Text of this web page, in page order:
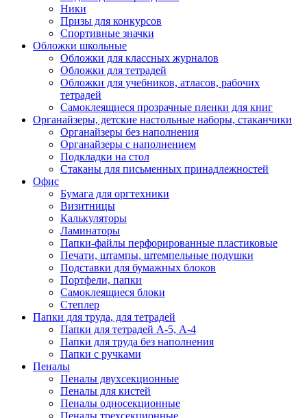
Ники
Призы для конкурсов
Спортивные значки
Обложки школьные
Обложки для классных журналов
Обложки для тетрадей
Обложки для учебников, атласов, рабочих
тетрадей
Самоклеящиеся прозрачные пленки для книг
Органайзеры, детские настольные наборы, стаканчики
Органайзеры без наполнения
Органайзеры с наполнением
Подкладки на стол
Стаканы для письменных принадлежностей
Офис
Бумага для оргтехники
Визитницы
Калькуляторы
Ламинаторы
Папки-файлы перфорированные пластиковые
Печати, штампы, штемпельные подушки
Подставки для бумажных блоков
Портфели, папки
Самоклеящиеся блоки
Степлер
Папки для труда, для тетрадей
Папки для тетрадей А-5, А-4
Папки для труда без наполнения
Папки с ручками
Пеналы
Пеналы двухсекционные
Пеналы для кистей
Пеналы односекционные
Пеналы трехсекционные